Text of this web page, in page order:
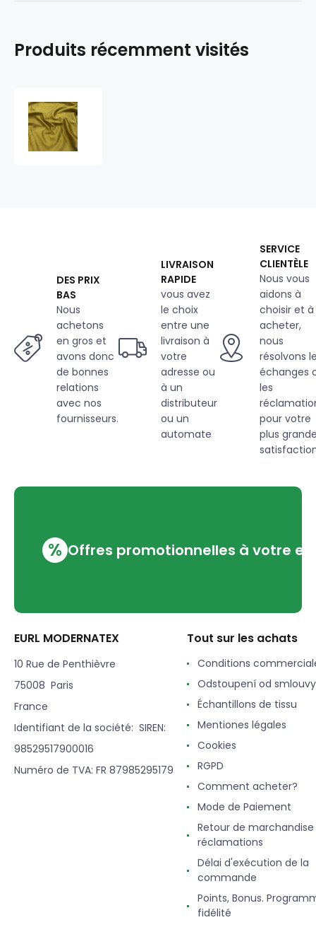
Produits récemment visités
DES PRIX
BAS
Nous
achetons
en gros et
avons donc
de bonnes
relations
avec nos
fournisseurs.
LIVRAISON
RAPIDE
vous avez
le choix
entre une
livraison à
votre
adresse ou
à un
distributeur
ou un
automate
SERVICE
CLIENTÈLE
Nous vous
aidons à
choisir et à
acheter,
nous
résolvons
échanges
les
pour votre
plus
% Offres promotionnelles à votre
EURL MODERNATEX
10 Rue de Penthièvre
75008 Paris
France
Identifiant de la société: SIREN:
98529517900016
Numéro de TVA: FR 87985295179
Tout sur les achats
Conditions
Odstoupení od smlouvy
Échantillons de tissu
Mentiones légales
Cookies
RGPD
Comment acheter?
Mode de Paiement
Retour de
réclamations
Délai d'exécution de la
commande
Points, Bonus.
fidélité